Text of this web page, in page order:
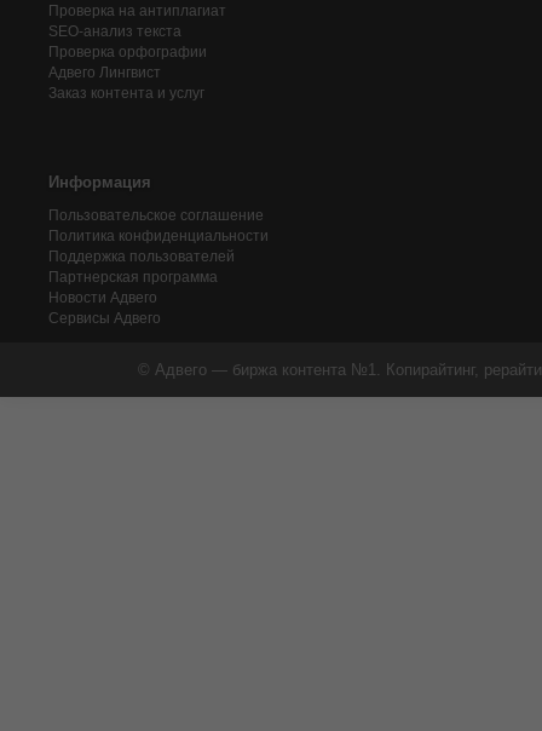
Проверка на антиплагиат
SEO-анализ текста
Проверка орфографии
Адвего Лингвист
Заказ контента и услуг
Информация
Пользовательское соглашение
Политика конфиденциальности
Поддержка пользователей
Партнерская программа
Новости Адвего
Сервисы Адвего
© Адвего — биржа контента №1. Копирайтинг,